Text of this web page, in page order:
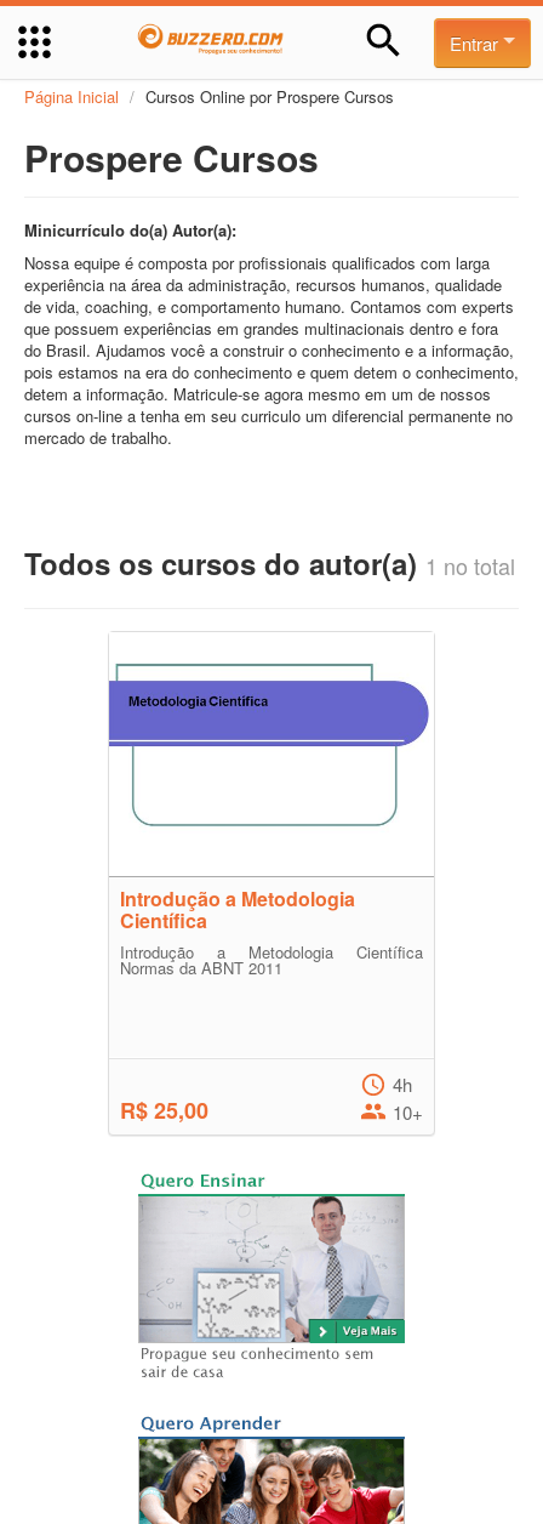
Entrar
Página Inicial / Cursos Online por Prospere Cursos
Prospere Cursos
Minicurrículo do(a) Autor(a):
Nossa equipe é composta por profissionais qualificados com larga
experiência na área da administração, recursos humanos, qualidade
de vida, coaching, e comportamento humano. Contamos com experts
que possuem experiências em grandes multinacionais dentro e fora
do Brasil. Ajudamos você a construir o conhecimento e a informação,
pois estamos na era do conhecimento e quem detem o conhecimento,
detem a informação. Matricule-se agora mesmo em um de nossos
cursos on-line a tenha em seu curriculo um diferencial permanente no
mercado de trabalho.
Todos os cursos do autor(a) 1 no total
Introdução a Metodologia
Científica
Introdução a Metodologia Científica
Normas da ABNT 2011
R$ 25,00
4h
10+